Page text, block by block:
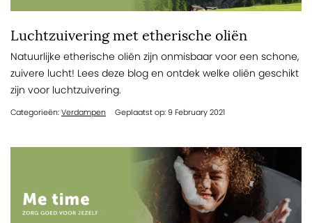
Luchtzuivering met etherische oliën
Natuurlijke etherische oliën zijn onmisbaar voor een schone,
zuivere lucht! Lees deze blog en ontdek welke oliën geschikt
zijn voor luchtzuivering.
Categorieën:Verdampen Geplaatst op: 9 February 2021